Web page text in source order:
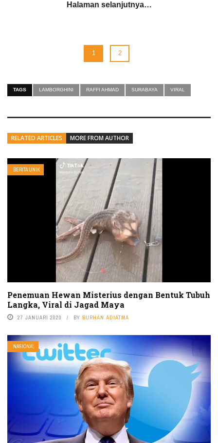
Halaman selanjutnya…
1 2
TAGS LAMBORGHINI RAFFI AHMAD SURABAYA VIRAL
RELATED ARTICLES MORE FROM AUTHOR
BERITA UNIK
Penemuan Hewan Misterius dengan Bentuk Tubuh
Langka, Viral di Jagad Maya
27 JANUARI 2020 BY BURHAN ADIATMA
NASIONAL